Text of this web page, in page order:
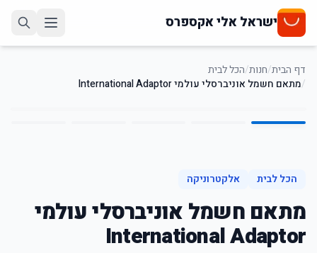
ישראל אלי אקספרס
דף הבית/חנות/הכל לבית
/מתאם חשמל אוניברסלי עולמי International Adaptor 1
/
5
הכל לבית אלקטרוניקה
מתאם חשמל אוניברסלי עולמי
International Adaptor